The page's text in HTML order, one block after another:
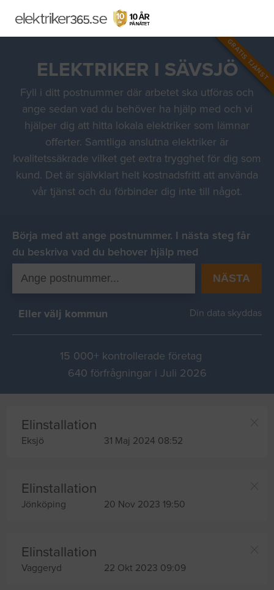
GRATIS TJÄNST
ELEKTRIKER I SÄVSJÖ
Fyll i ditt postnummer där arbetet ska utföras och
ange sedan vad du behöver ha hjälp med och vi
hjälper dig att hitta lokala elektriker som lämnar
offerter. Samtliga anslutna elektriker är
kvalitetssäkrade vilket get extra trygghet för dig som
kund. Det är självklart helt kostnadsfritt att använda
vår tjänst och du förbinder dig inte till något.
Börja med att ange postnummer. I nästa steg får
du beskriva vad du behover hjälp med
NÄSTA
Eller välj kommun Din data skyddas
15 000+ kontrollerade företag
640 förfrågningar i Juli 2026
Elinstallation
Eksjö 31 Maj 2024 08:52
Elinstallation
Jönköping 20 Nov 2023 19:50
Elinstallation
Vaggeryd 22 Okt 2023 09:09